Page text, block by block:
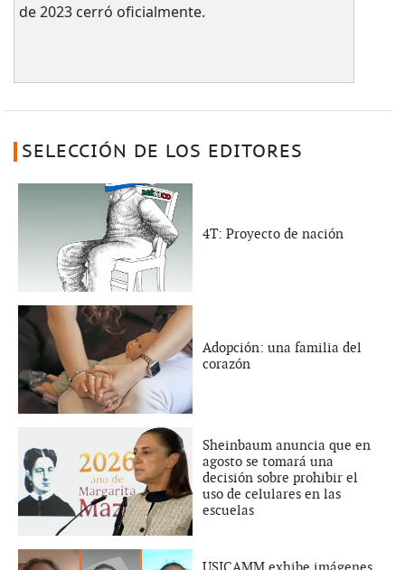
de 2023 cerró oficialmente.
SELECCIÓN DE LOS EDITORES
4T: Proyecto de nación
Adopción: una familia del
corazón
Sheinbaum anuncia que en
agosto se tomará una
decisión sobre prohibir el
uso de celulares en las
escuelas